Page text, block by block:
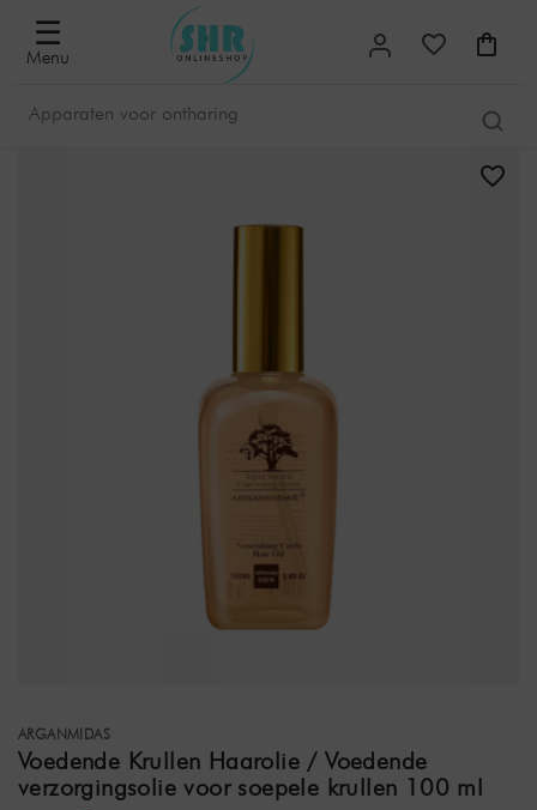
☰
Menu
ARGANMIDAS
Voedende Krullen Haarolie / Voedende
verzorgingsolie voor soepele krullen 100 ml